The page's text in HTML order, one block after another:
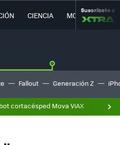
CIENCIA MOVILIDAD
Suscríbete a
Fallout Generación Z
cortacésped Mova ViAX